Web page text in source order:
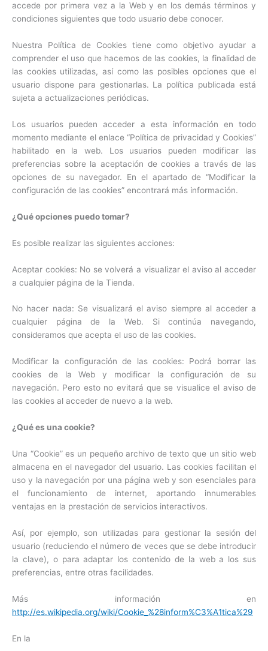
accede por primera vez a la Web y en los demás términos y
condiciones siguientes que todo usuario debe conocer.
Nuestra Política de Cookies tiene como objetivo ayudar a
comprender el uso que hacemos de las cookies, la finalidad de
las cookies utilizadas, así como las posibles opciones que el
usuario dispone para gestionarlas. La política publicada está
sujeta a actualizaciones periódicas.
Los usuarios pueden acceder a esta información en todo
momento mediante el enlace “Política de privacidad y Cookies”
habilitado en la web. Los usuarios pueden modificar las
preferencias sobre la aceptación de cookies a través de las
opciones de su navegador. En el apartado de “Modificar la
configuración de las cookies” encontrará más información.
¿Qué opciones puedo tomar?
Es posible realizar las siguientes acciones:
Aceptar cookies: No se volverá a visualizar el aviso al acceder
a cualquier página de la Tienda.
No hacer nada: Se visualizará el aviso siempre al acceder a
cualquier página de la Web. Si continúa navegando,
consideramos que acepta el uso de las cookies.
Modificar la configuración de las cookies: Podrá borrar las
cookies de la Web y modificar la configuración de su
navegación. Pero esto no evitará que se visualice el aviso de
las cookies al acceder de nuevo a la web.
¿Qué es una cookie?
Una “Cookie” es un pequeño archivo de texto que un sitio web
almacena en el navegador del usuario. Las cookies facilitan el
uso y la navegación por una página web y son esenciales para
el funcionamiento de internet, aportando innumerables
ventajas en la prestación de servicios interactivos.
Así, por ejemplo, son utilizadas para gestionar la sesión del
usuario (reduciendo el número de veces que se debe introducir
la clave), o para adaptar los contenido de la web a los sus
preferencias, entre otras facilidades.
Más información en
http://es.wikipedia.org/wiki/Cookie_%28inform%C3%A1tica%29
En la